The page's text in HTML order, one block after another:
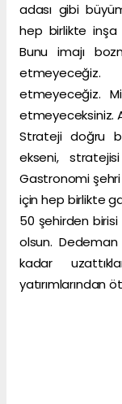
adası gibi
hep birlikte
Bunu imajı
etmeyeceğiz.
etmeyeceksiniz.
Strateji doğru
ekseni,
Gastronomi şehri
için hep birlikte
50 şehirden birisi
olsun.
kadar
yatırımlarından